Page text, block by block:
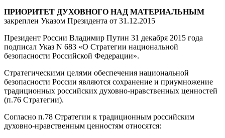
ПРИОРИТЕТ ДУХОВНОГО НАД МАТЕРИАЛЬНЫМ
закреплен Указом Президента от 31.12.2015
Президент России Владимир Путин 31 декабря 2015 года
подписал Указ N 683 «О Стратегии национальной
безопасности Российской Федерации».
Cтратегическими целями обеспечения национальной
безопасности России являются сохранение и приумножение
традиционных российских духовно-нравственных ценностей
(п.76 Стратегии).
Согласно п.78 Стратегии к традиционным российским
духовно-нравственным ценностям относятся: